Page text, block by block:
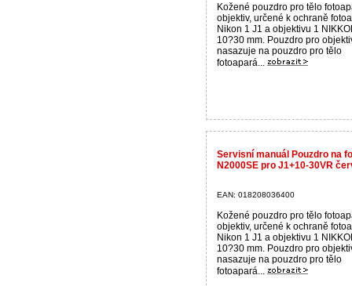
Kožené pouzdro pro tělo
objektiv, určené k ochraně
Nikon 1 J1 a objektivu 1
10?30 mm. Pouzdro pro
nasazuje na pouzdro pro tělo
fotoapará...
Servisní manuál Pouzdro na
N2000SE pro J1+10-30VR
EAN: 018208036400
Kožené pouzdro pro tělo
objektiv, určené k ochraně
Nikon 1 J1 a objektivu 1
10?30 mm. Pouzdro pro
nasazuje na pouzdro pro tělo
fotoapará...